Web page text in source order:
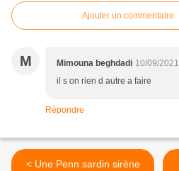
Ajouter un commentaire
M Mimouna beghdadi 10/09/
il s on rien d autre a faire
Répondre
< Une Penn sardin sirène